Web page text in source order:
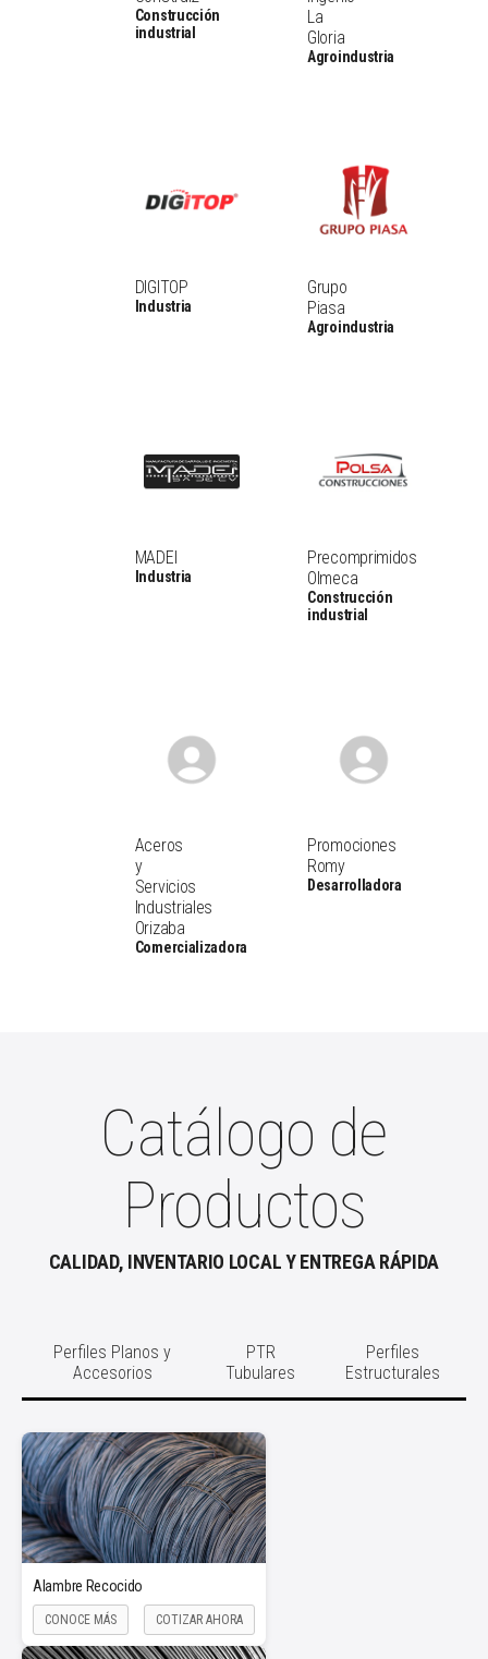
Construcción
industrial
La
Gloria
Agroindustria
DIGITOP
Industria
Grupo
Piasa
Agroindustria
MADEI
Industria
Precomprimidos
Olmeca
Construcción
industrial
Aceros
y
Servicios
Industriales
Orizaba
Comercializadora
Promociones
Romy
Desarrolladora
Catálogo de
Productos
CALIDAD, INVENTARIO LOCAL Y ENTREGA RÁPIDA
Perfiles Planos y
Accesorios
PTR
Tubulares
Perfiles
Estructurales
Alambre Recocido
CONOCE MÁS COTIZAR AHORA